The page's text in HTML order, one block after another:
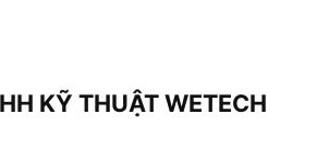
KỸ THUẬT WETECH